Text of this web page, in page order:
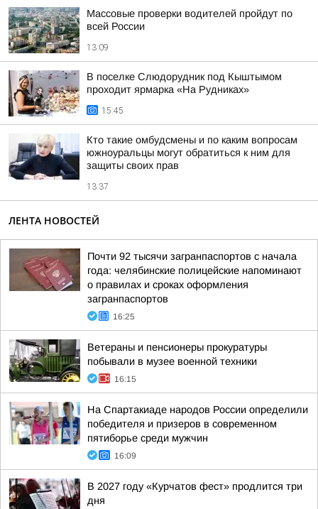
Массовые проверки водителей пройдут по
всей России
13:09
В поселке Слюдорудник под Кыштымом
проходит ярмарка «На Рудниках»
15:45
Кто такие омбудсмены и по каким вопросам
южноуральцы могут обратиться к ним для
защиты своих прав
13:37
ЛЕНТА НОВОСТЕЙ
Почти 92 тысячи загранпаспортов с начала
года: челябинские полицейские напоминают
о правилах и сроках оформления
загранпаспортов
16:25
Ветераны и пенсионеры прокуратуры
побывали в музее военной техники
16:15
На Спартакиаде народов России определили
победителя и призеров в современном
пятиборье среди мужчин
16:09
В 2027 году «Курчатов фест» продлится три
дня